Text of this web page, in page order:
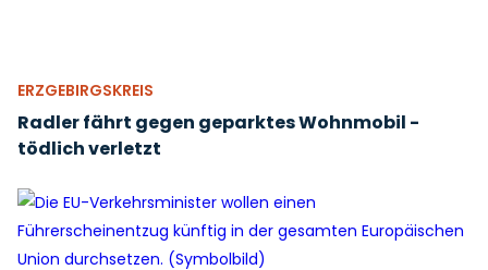
ERZGEBIRGSKREIS
Radler fährt gegen geparktes Wohnmobil -
tödlich verletzt